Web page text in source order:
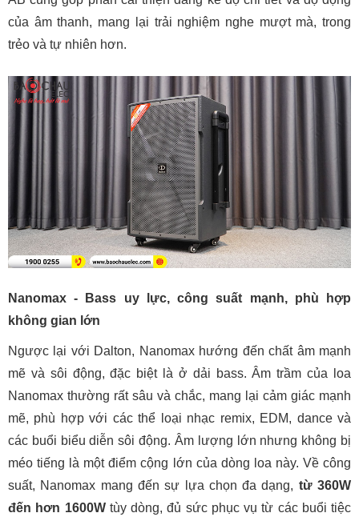
của âm thanh, mang lại trải nghiệm nghe mượt mà, trong
trẻo và tự nhiên hơn.
Nanomax - Bass uy lực, công suất mạnh, phù hợp
không gian lớn
Ngược lại với Dalton, Nanomax hướng đến chất âm mạnh
mẽ và sôi động, đặc biệt là ở dải bass. Âm trầm của loa
Nanomax thường rất sâu và chắc, mang lại cảm giác mạnh
mẽ, phù hợp với các thể loại nhạc remix, EDM, dance và
các buổi biểu diễn sôi động. Âm lượng lớn nhưng không bị
méo tiếng là một điểm cộng lớn của dòng loa này. Về công
suất, Nanomax mang đến sự lựa chọn đa dạng, từ 360W
đến hơn 1600Wtùy dòng, đủ sức phục vụ từ các buổi tiệc